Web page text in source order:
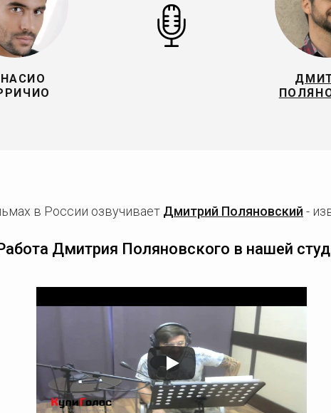
в России озвучивает Дмитрий Поляновский -
Дмитрия Поляновского в нашей